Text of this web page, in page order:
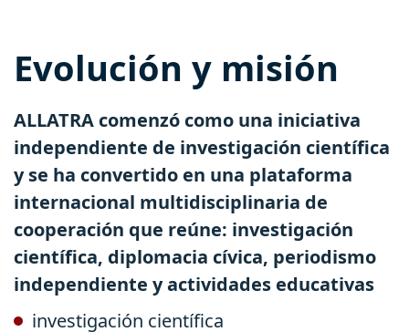
Evolución y misión
ALLATRA comenzó como una iniciativa
independiente de investigación científica
y se ha convertido en una plataforma
internacional multidisciplinaria de
cooperación que reúne: investigación
científica, diplomacia cívica, periodismo
independiente y actividades educativas
investigación científica